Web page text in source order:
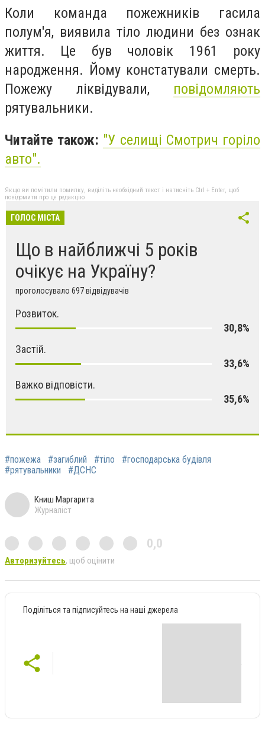
Коли команда пожежників гасила
полум'я, виявила тіло людини без ознак
життя. Це був чоловік 1961 року
народження. Йому констатували смерть.
Пожежу ліквідували, повідомляють
рятувальники.
Читайте також: "У селищі Смотрич горіло
авто".
Якщо ви помітили помилку, виділіть необхідний текст і натисніть Ctrl + Enter, щоб
повідомити про це редакцію
ГОЛОС МІСТА
Що в найближчі 5 років
очікує на Україну?
проголосувало 697 відвідувачів
Розвиток.
30,8%
Застій.
33,6%
Важко відповісти.
35,6%
#пожежа #загиблий #тіло
#господарська будівля
#рятувальники
#ДСНС
Книш Маргарита
Журналіст
0,0
Авторизуйтесь, щоб оцінити
Поділіться та підписуйтесь на наші джерела